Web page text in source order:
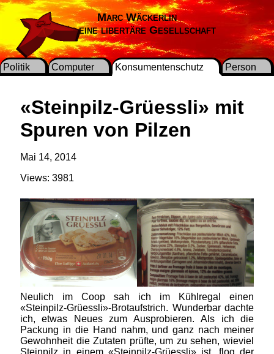
Marc Wäckerlin
Für eine libertäre Gesellschaft
Politik Computer Konsumentenschutz Person
«Steinpilz-Grüessli» mit
Spuren von Pilzen
Mai 14, 2014
Views: 3981
Neulich im Coop sah ich im Kühlregal einen
«Steinpilz-Grüessli»-Brotaufstrich. Wunderbar dachte
ich, etwas Neues zum Ausprobieren. Als ich die
Packung in die Hand nahm, und ganz nach meiner
Gewohnheit die Zutaten prüfte, um zu sehen, wieviel
Steinpilz in einem «Steinpilz-Grüessli» ist, flog der